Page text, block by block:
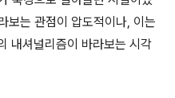
보는 관점이 압도적이나, 이는
내셔널리즘이 바라보는 시각